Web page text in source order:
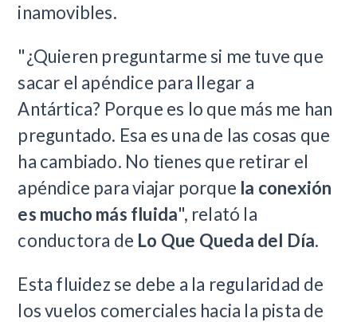
inamovibles.
"¿Quieren preguntarme si me tuve que
sacar el apéndice para llegar a
Antártica? Porque es lo que más me han
preguntado. Esa es una de las cosas que
ha cambiado. No tienes que retirar el
apéndice para viajar porque la conexión
es mucho más fluida", relató la
conductora de Lo Que Queda del Día.
Esta fluidez se debe a la regularidad de
los vuelos comerciales hacia la pista de